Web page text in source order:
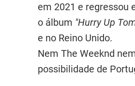
em 2021 e regressou
o álbum "Hurry Up
e no Reino Unido.
Nem The Weeknd
possibilidade de